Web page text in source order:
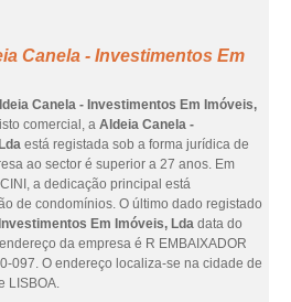
Canela - Investimentos Em
Canela - Investimentos Em Imóveis,
comercial, a Aldeia Canela -
está registada sob a forma jurídica de
ao sector é superior a 27 anos. Em
a dedicação principal está
de condomínios. O último dado registado
Em Imóveis, Lda data do
da empresa é R EMBAIXADOR
097. O endereço localiza-se na cidade de
LISBOA.